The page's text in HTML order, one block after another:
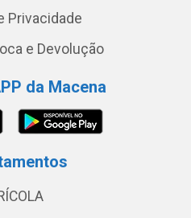
Privacidade
e Devolução
da Macena